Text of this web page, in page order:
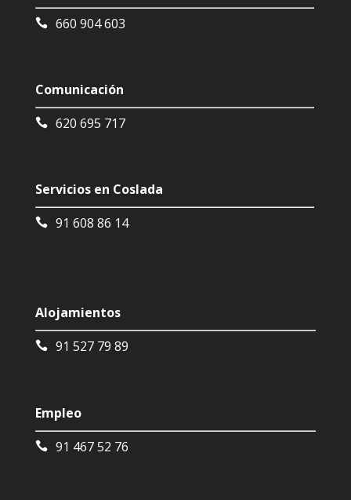
660 904 603
Comunicación
620 695 717
Servicios en Coslada
91 608 86 14
Alojamientos
91 527 79 89
Empleo
91 467 52 76